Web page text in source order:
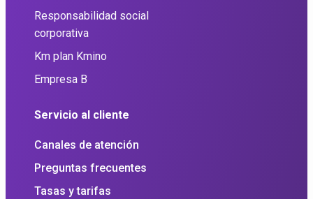
Responsabilidad social
corporativa
Km plan Kmino
Empresa B
Servicio al cliente
Canales de atención
Preguntas frecuentes
Tasas y tarifas